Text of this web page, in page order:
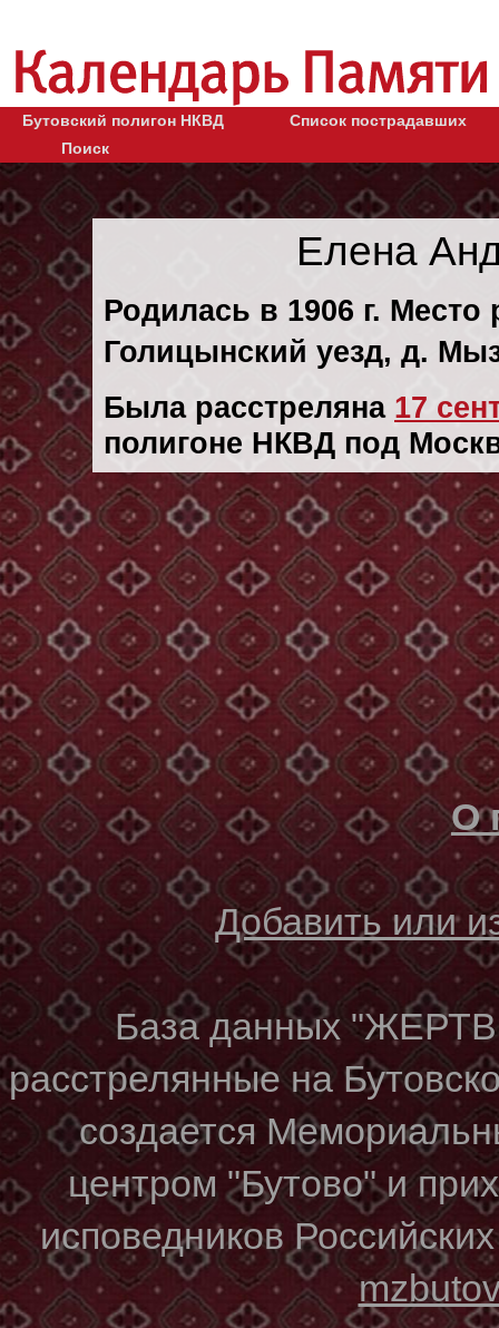
Бутовский полигон НКВД
Список пострадавших
Поиск
Елена
Родилась в 1906 г.
Голицынский уезд, д.
Была расстреляна 17
полигоне НКВД под
О
Добавить или
База данных
расстрелянные на
создается
центром "Бутово" и
исповедников